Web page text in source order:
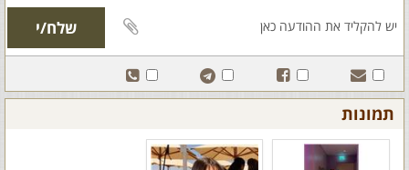
תמונות